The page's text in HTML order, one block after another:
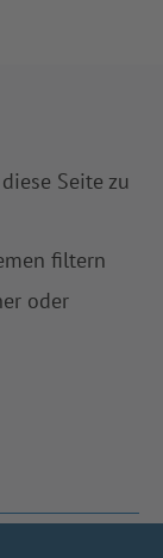
Seite zu
filtern
oder